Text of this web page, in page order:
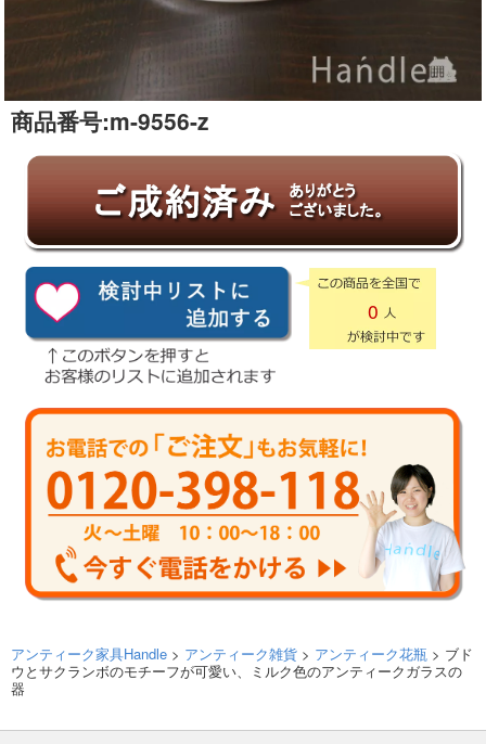
商品番号:m-9556-z
0
アンティーク家具Handle > アンティーク雑貨 > アンティーク花瓶 > ブド
ウとサクランボのモチーフが可愛い、ミルク色のアンティークガラスの
器